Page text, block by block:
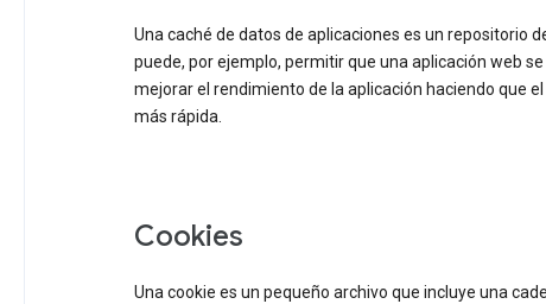
Una caché de datos de aplicaciones es un repositorio
puede, por ejemplo, permitir que una aplicación web
mejorar el rendimiento de la aplicación haciendo que
más rápida.
Cookies
Una cookie es un pequeño archivo que incluye una